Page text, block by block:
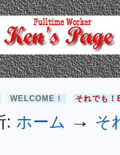
PAGE
WELCOME！ それでも！
: ホーム → そ